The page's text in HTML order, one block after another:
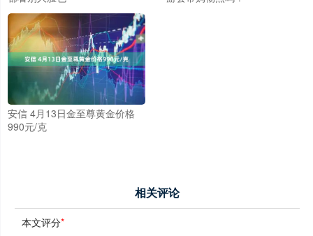
安信 4月13日金至尊黄金价格
990元/克
相关评论
本文评分*